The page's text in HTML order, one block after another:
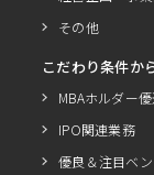
その他
こだわり条件か
MBAホルダー
IPO関連業務
優良＆注目ベ